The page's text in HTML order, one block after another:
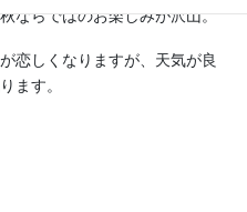
ならではのお楽しみが沢山。
恋しくなりますが、天気が良
ます。